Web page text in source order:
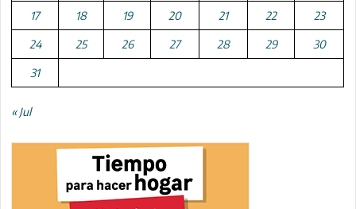
17 18 19 20 21 22 23
24 25 26 27 28 29 30
31
« Jul